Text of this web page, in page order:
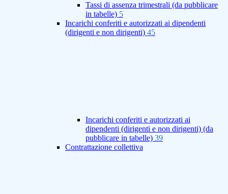
Tassi di assenza trimestrali (da pubblicare
in tabelle) 5
Incarichi conferiti e autorizzati ai dipendenti
(dirigenti e non dirigenti) 45
Incarichi conferiti e autorizzati ai
dipendenti (dirigenti e non dirigenti) (da
pubblicare in tabelle) 39
Contrattazione collettiva